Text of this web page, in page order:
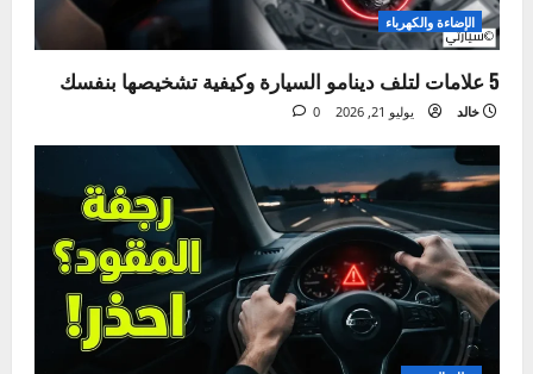
خالد يوليو 28, 2026 0
الإضاءة والكهرباء